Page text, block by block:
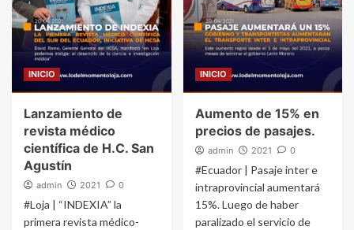
INICIO
Lanzamiento de
revista médico
científica de H.C. San
Agustín
admin 2021 0
#Loja | “INDEXIA” la
primera revista médico-
INICIO
Aumento de 15% en
precios de pasajes.
admin 2021 0
#Ecuador | Pasaje inter e
intraprovincial aumentará
15%. Luego de haber
paralizado el servicio de